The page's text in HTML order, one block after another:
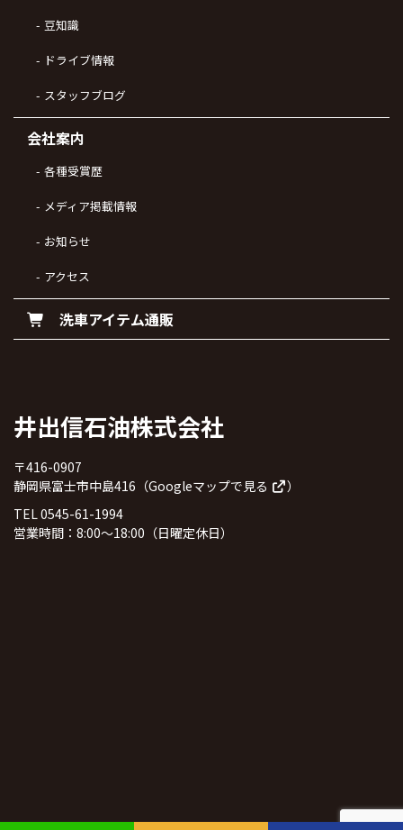
豆知識
ドライブ情報
スタッフブログ
会社案内
各種受賞歴
メディア掲載情報
お知らせ
アクセス
洗車アイテム通販
井出信石油株式会社
〒416-0907
静岡県富士市中島416（Googleマップで見る
）
TEL 0545-61-1994
営業時間：8:00～18:00（日曜定休日）